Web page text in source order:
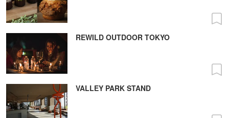
REWILD OUTDOOR TOKYO
VALLEY PARK STAND